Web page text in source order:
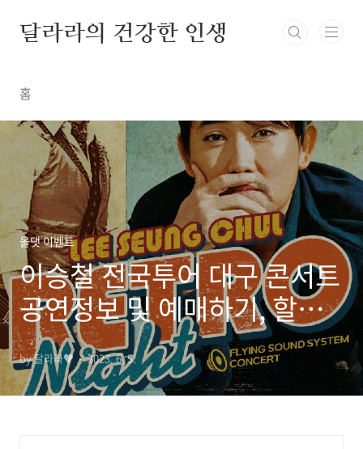
달라라의 건강한 인생
홈
올댓 이벤트
이승철 전국투어 대구 콘서트
공연정보 및 예매하기, 할인
예매 방법
by 달라라♥ 2023. 6. 5.